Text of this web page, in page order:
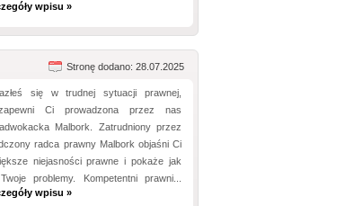
wpisu »
Stronę dodano: 28.07.2025
się w trudnej sytuacji prawnej,
Ci prowadzona przez nas
Malbork. Zatrudniony przez
radca prawny Malbork objaśni Ci
niejasności prawne i pokaże jak
problemy. Kompetentni prawni...
wpisu »